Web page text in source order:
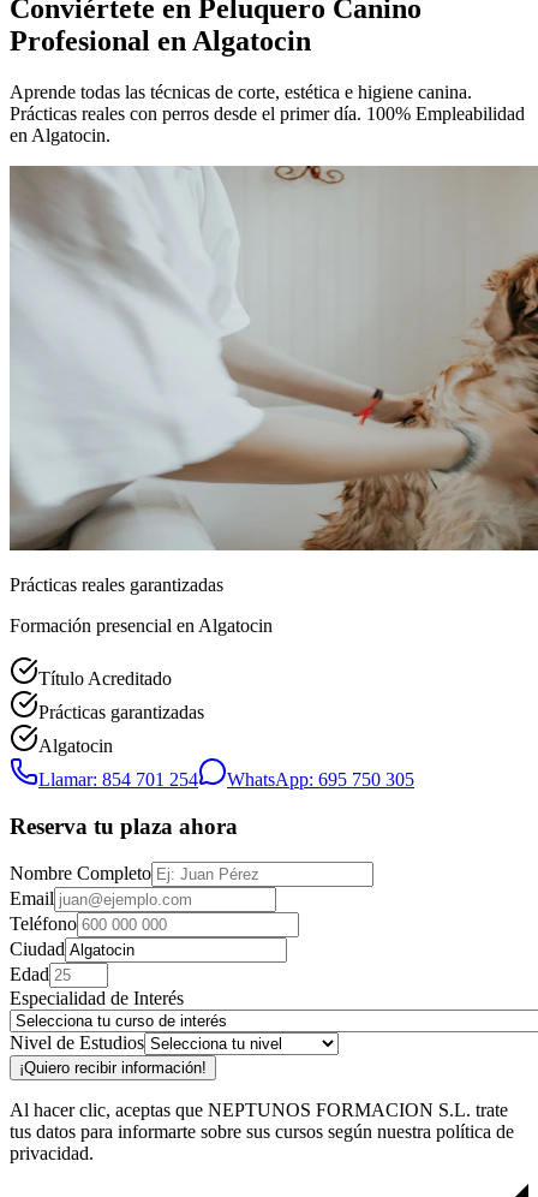
Conviértete en Peluquero Canino
Profesional en Algatocin
Aprende todas las técnicas de corte, estética e higiene canina.
Prácticas reales con perros desde el primer día. 100% Empleabilidad
en Algatocin.
Prácticas reales garantizadas
Formación presencial en Algatocin
Título Acreditado
Prácticas garantizadas
Algatocin
Llamar: 854 701 254
WhatsApp: 695 750 305
Reserva tu plaza ahora
Nombre Completo
Email
Teléfono
Ciudad
Edad
Especialidad de Interés
Nivel de Estudios
¡Quiero recibir información!
Al hacer clic, aceptas que NEPTUNOS FORMACION S.L. trate
tus datos para informarte sobre sus cursos según nuestra política de
privacidad.